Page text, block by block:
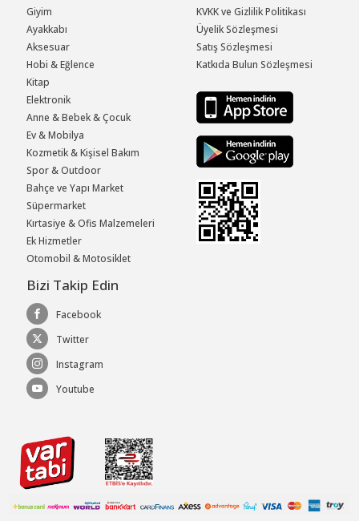
Giyim
Ayakkabı
Aksesuar
Hobi & Eğlence
Kitap
Elektronik
Anne & Bebek & Çocuk
Ev & Mobilya
Kozmetik & Kişisel Bakım
Spor & Outdoor
Bahçe ve Yapı Market
Süpermarket
Kırtasiye & Ofis Malzemeleri
Ek Hizmetler
Otomobil & Motosiklet
KVKK ve Gizlilik Politikası
Üyelik Sözleşmesi
Satış Sözleşmesi
Katkıda Bulun Sözleşmesi
Bizi Takip Edin
Facebook
Twitter
Instagram
Youtube